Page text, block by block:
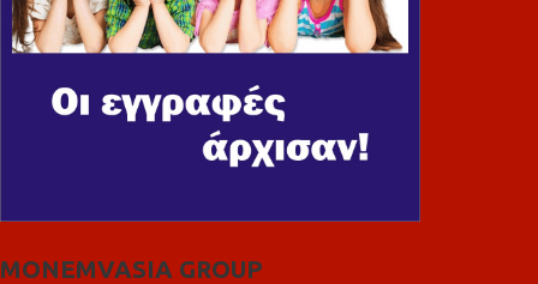
MONEMVASIA GROUP